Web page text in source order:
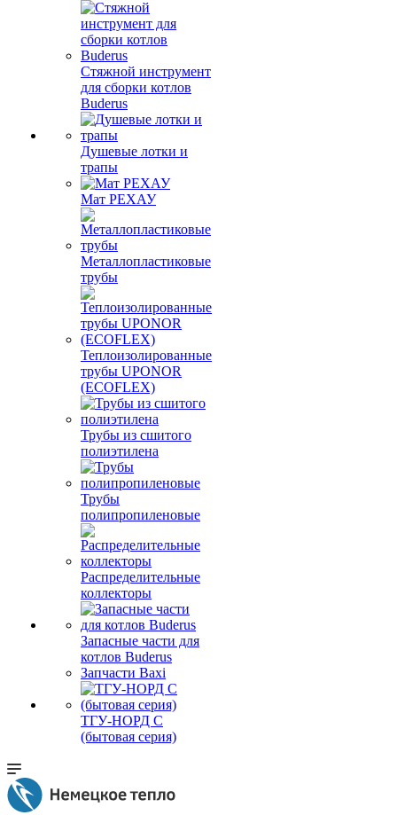
Стяжной инструмент
для сборки котлов
Buderus
Душевые лотки и
трапы
Мат РЕХАУ
Металлопластиковые
трубы
Теплоизолированные
трубы UPONOR
(ECOFLEX)
Трубы из сшитого
полиэтилена
Трубы
полипропиленовые
Распределительные
коллекторы
Запасные части для
котлов Buderus
Запчасти Baxi
ТГУ-НОРД С
(бытовая серия)